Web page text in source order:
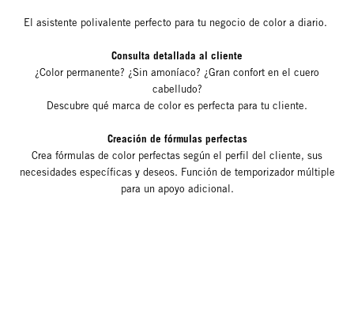
El asistente polivalente perfecto para tu negocio de color a diario.
Consulta detallada al cliente
¿Color permanente? ¿Sin amoníaco? ¿Gran confort en el cuero
cabelludo?
Descubre qué marca de color es perfecta para tu cliente.
Creación de fórmulas perfectas
Crea fórmulas de color perfectas según el perfil del cliente, sus
necesidades específicas y deseos. Función de temporizador múltiple
para un apoyo adicional.